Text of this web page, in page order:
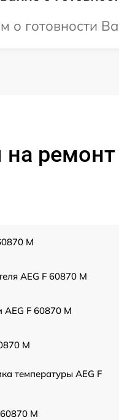
готовности
M
AEG F 60870 M
F 60870 M
M
температуры AEG F
M